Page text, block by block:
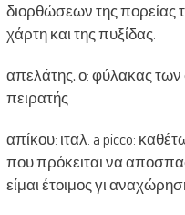
διορθώσεων της πορείας
χάρτη και της πυξίδας.
απελάτης, ο: φύλακας
πειρατής
απίκου: ιταλ. a picco:
που πρόκειται να
είμαι έτοιμος γι